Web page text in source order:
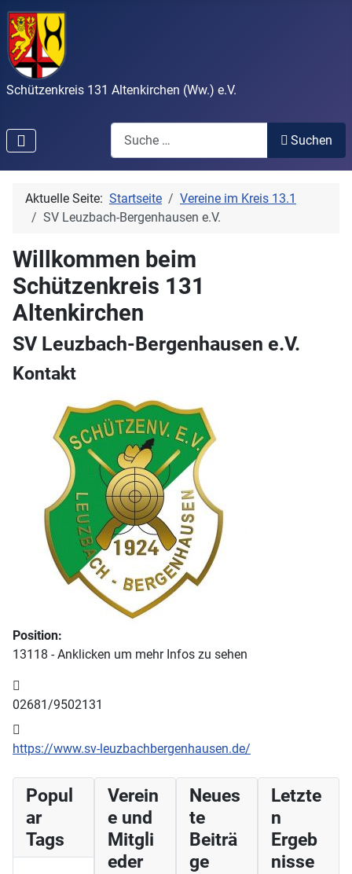
Schützenkreis 131 Altenkirchen (Ww.) e.V.
Search
Suchen
Aktuelle Seite: Startseite
Vereine im Kreis 13.1
SV Leuzbach-Bergenhausen e.V.
Willkommen beim
Schützenkreis 131
Altenkirchen
SV Leuzbach-Bergenhausen e.V.
Kontakt
Position:
13118 - Anklicken um mehr Infos zu sehen
02681/9502131
https://www.sv-leuzbachbergenhausen.de/
Popul
ar
Tags
Verein
e und
Mitgli
eder
Neues
te
Beiträ
ge
Letzte
n
Ergeb
nisse